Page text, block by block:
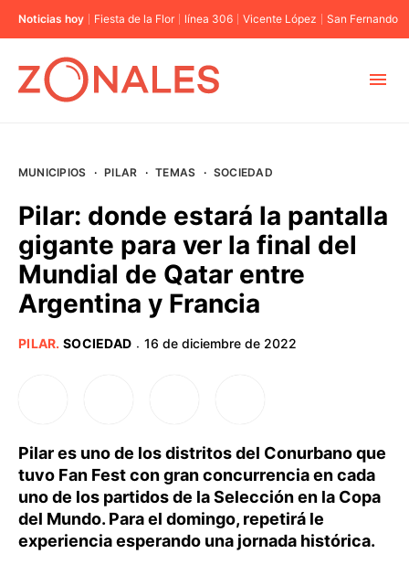
Noticias hoy Fiesta de la Flor línea 306 Vicente López San Fernando
BUENOS AIRES
PROVINCIAS
MUNICIPIOS · PILAR · TEMAS · SOCIEDAD
Pilar: donde estará la pantalla
gigante para ver la final del
Mundial de Qatar entre
Argentina y Francia
PILAR. SOCIEDAD · 16 de diciembre de 2022
Pilar es uno de los distritos del Conurbano que
tuvo Fan Fest con gran concurrencia en cada
uno de los partidos de la Selección en la Copa
del Mundo. Para el domingo, repetirá le
experiencia esperando una jornada histórica.